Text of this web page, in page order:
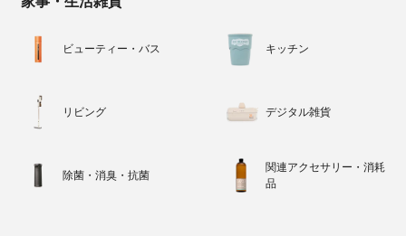
ビューティー・バス キッチン
リビング デジタル雑貨
除菌・消臭・抗菌
関連アクセサリー・消耗
品